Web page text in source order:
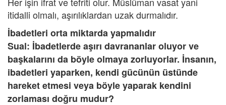
itidalli olmalı, aşırılıklardan uzak durmalıdır.
İbadetleri orta miktarda yapmalıdır
Sual: İbadetlerde aşırı davrananlar oluyor ve
başkalarını da böyle olmaya zorluyorlar. İnsanın,
ibadetleri yaparken, kendi gücünün üstünde
hareket etmesi veya böyle yaparak kendini
zorlaması doğru mudur?